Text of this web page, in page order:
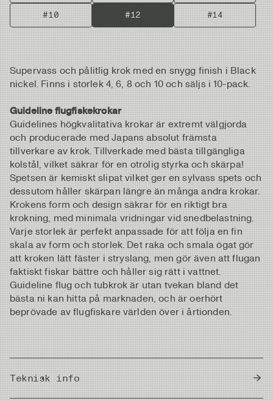
#10 #12 #14
Supervass och pålitlig krok med en snygg finish i Black
nickel. Finns i storlek 4, 6, 8 och 10 och säljs i 10-pack.
Guideline flugfiskekrokar
Guidelines högkvalitativa krokar är extremt välgjorda
och producerade med Japans absolut främsta
tillverkare av krok. Tillverkade med bästa tillgängliga
kolstål, vilket säkrar för en otrolig styrka och skärpa!
Spetsen är kemiskt slipat vilket ger en sylvass spets och
dessutom håller skärpan längre än många andra krokar.
Krokens form och design säkrar för en riktigt bra
krokning, med minimala vridningar vid snedbelastning.
Varje storlek är perfekt anpassade för att följa en fin
skala av form och storlek. Det raka och smala ögat gör
att kroken lätt fäster i stryslang, men gör även att flugan
faktiskt fiskar bättre och håller sig rätt i vattnet.
Guideline flug och tubkrok är utan tvekan bland det
bästa ni kan hitta på marknaden, och är oerhört
beprövade av flugfiskare världen över i årtionden.
Teknisk info